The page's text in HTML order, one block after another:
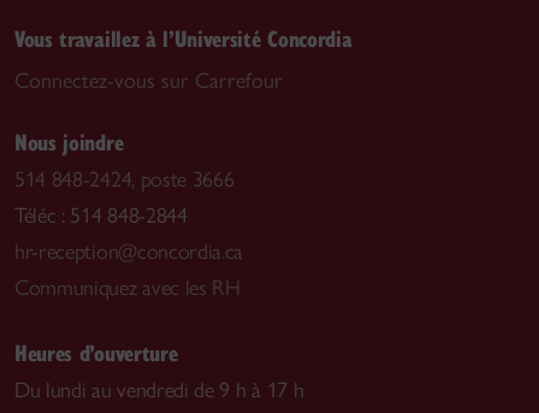
Vous travaillez à l’Université Concordia
Connectez-vous sur Carrefour
Nous joindre
514 848-2424, poste 3666
Téléc : 514 848-2844
hr-reception@concordia.ca
Communiquez avec les RH
Heures d’ouverture
Du lundi au vendredi de 9 h à 17 h